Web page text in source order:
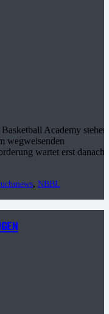
Academy stehen
wegweisenden
wartet erst danach:
, NBBL